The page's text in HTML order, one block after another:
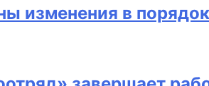
изменения в